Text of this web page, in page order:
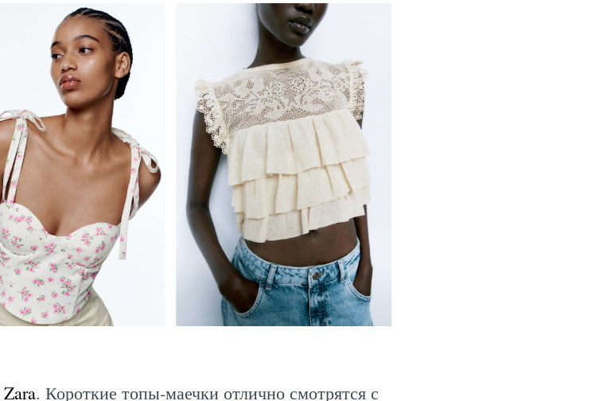
Zara. Короткие топы-маечки отлично смотрятся с